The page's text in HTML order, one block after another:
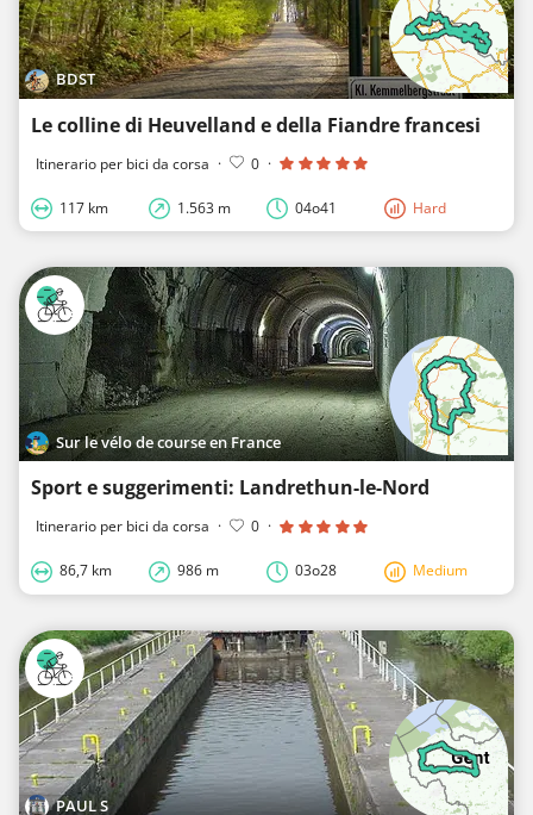
BDST
Le colline di Heuvelland e della Fiandre francesi
Itinerario per bici da corsa · 0 ·
117 km 1.563 m 04o41 Hard
Sur le vélo de course en France
Sport e suggerimenti: Landrethun-le-Nord
Itinerario per bici da corsa · 0 ·
86,7 km 986 m 03o28 Medium
PAUL S